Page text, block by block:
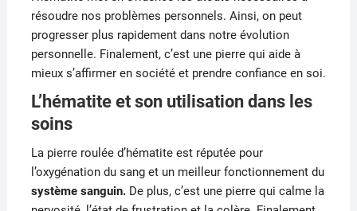
résoudre nos problèmes personnels. Ainsi, on peut
progresser plus rapidement dans notre évolution
personnelle. Finalement, c’est une pierre qui aide à
mieux s’affirmer en société et prendre confiance en soi.
L’hématite et son utilisation dans les
soins
La pierre roulée d’hématite est réputée pour
l’oxygénation du sang et un meilleur fonctionnement du
système sanguin.De plus, c’est une pierre qui calme la